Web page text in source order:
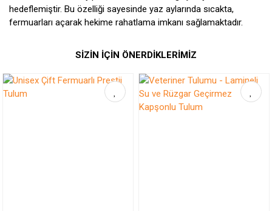
hedeflemiştir. Bu özelliği sayesinde yaz aylarında sıcakta,
fermuarları açarak hekime rahatlama imkanı sağlamaktadır.
Bu ürüne ilk yorumu siz yapın!
Yorum Yaz
SİZİN İÇİN ÖNERDİKLERİMİZ